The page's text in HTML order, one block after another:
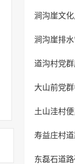
涧沟崖文
涧沟崖排
道沟村党
大山前党
土山洼村
寿益庄村
东磊石道